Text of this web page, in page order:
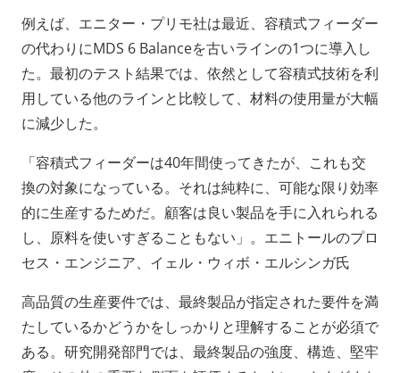
例えば、エニター・プリモ社は最近、容積式フィーダー
の代わりにMDS 6 Balanceを古いラインの1つに導入し
た。最初のテスト結果では、依然として容積式技術を利
用している他のラインと比較して、材料の使用量が大幅
に減少した。
「容積式フィーダーは40年間使ってきたが、これも交
換の対象になっている。それは純粋に、可能な限り効率
的に生産するためだ。顧客は良い製品を手に入れられる
し、原料を使いすぎることもない」。エニトールのプロ
セス・エンジニア、イェル・ウィボ・エルシンガ氏
高品質の生産要件では、最終製品が指定された要件を満
たしているかどうかをしっかりと理解することが必須で
ある。研究開発部門では、最終製品の強度、構造、堅牢